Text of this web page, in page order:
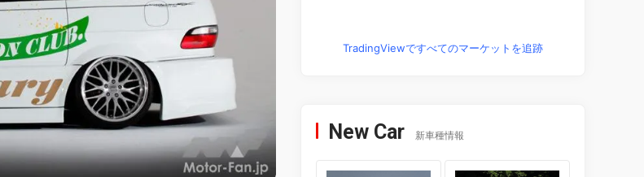
TradingViewですべてのマーケットを追跡
New Car 新車種情報